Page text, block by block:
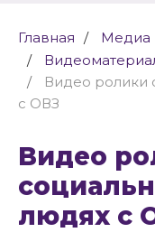
Главная
Медиа
Видео ролики
с ОВЗ
Видео ролики о
людях с